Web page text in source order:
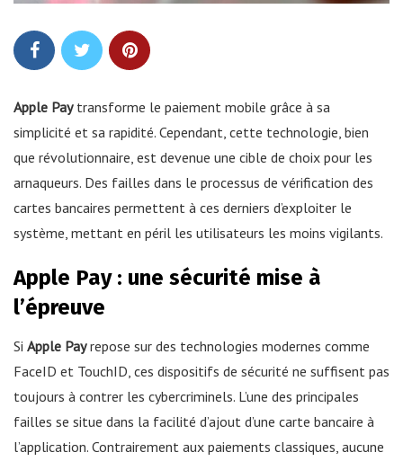
Apple Paytransforme le paiement mobile grâce à sa
simplicité et sa rapidité. Cependant, cette technologie, bien
que révolutionnaire, est devenue une cible de choix pour les
arnaqueurs. Des failles dans le processus de vérification des
cartes bancaires permettent à ces derniers d’exploiter le
système, mettant en péril les utilisateurs les moins vigilants.
Apple Pay : une sécurité mise à
l’épreuve
Si Apple Payrepose sur des technologies modernes comme
FaceID et TouchID, ces dispositifs de sécurité ne suffisent pas
toujours à contrer les cybercriminels. L’une des principales
failles se situe dans la facilité d’ajout d’une carte bancaire à
l’application. Contrairement aux paiements classiques, aucune